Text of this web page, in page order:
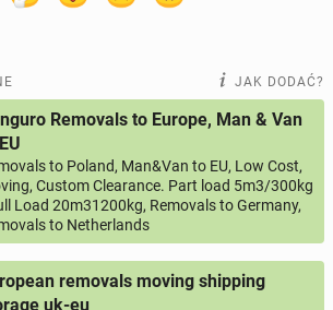
JAK DODAĆ?
Removals to Europe, Man & Van
to Poland, Man&Van to EU, Low Cost,
Custom Clearance. Part load 5m3/300kg
Load 20m31200kg, Removals to Germany,
to Netherlands
removals moving shipping
uk-eu